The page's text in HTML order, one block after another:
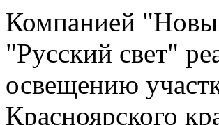
Компанией
"Русский свет"
освещению
Красноярского